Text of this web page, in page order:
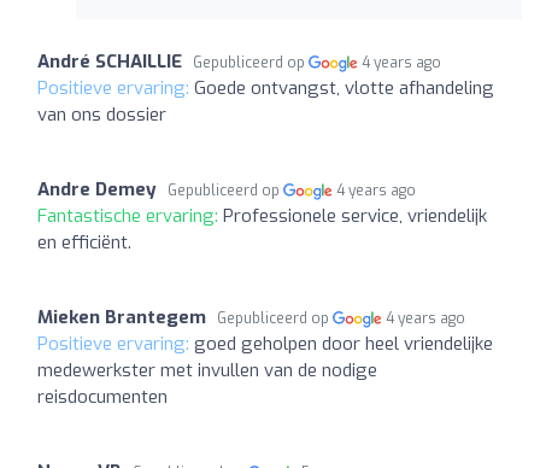
André SCHAILLIE Gepubliceerd op 4 years ago
Positieve ervaring: Goede ontvangst, vlotte afhandeling
van ons dossier
Andre Demey Gepubliceerd op 4 years ago
Fantastische ervaring: Professionele service, vriendelijk
en efficiënt.
Mieken Brantegem Gepubliceerd op 4 years ago
Positieve ervaring: goed geholpen door heel vriendelijke
medewerkster met invullen van de nodige
reisdocumenten